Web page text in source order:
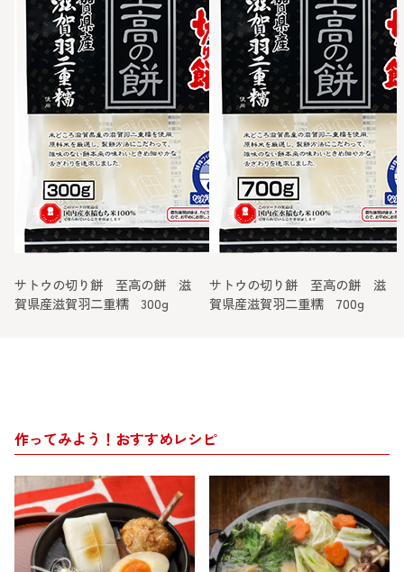
サトウの切り餅 至高の餅 滋
賀県産滋賀羽二重糯 300g
サトウの切り餅 至高の餅 滋
賀県産滋賀羽二重糯 700g
作ってみよう！おすすめレシピ